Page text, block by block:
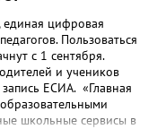
единая цифровая
Пользоваться
с 1 сентября.
и учеников
ЕСИА. «Главная
школьные сервисы в